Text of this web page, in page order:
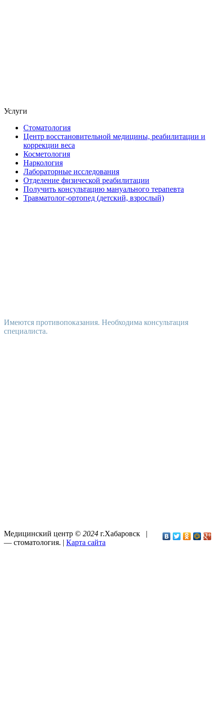
Услуги
Стоматология
Центр восстановительной медицины, реабилитации и
коррекции веса
Косметология
Наркология
Лабораторные исследования
Отделение физической реабилитации
Получить консультацию мануального терапевта
Травматолог-ортопед (детский, взрослый)
Имеются противопоказания. Необходима консультация
специалиста.
Медицинский центр © 2024 г.Хабаровск |
— стоматология. | Карта сайта